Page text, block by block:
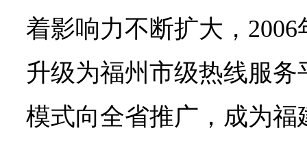
着影响力不断扩大，2006
升级为福州市级热线服务
模式向全省推广，成为